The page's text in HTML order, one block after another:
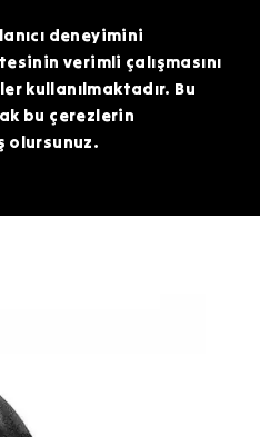
SİZE EN İYİ FIRSATLARI
BURADAYIZ!
deneyimini
verimli çalışmasını
kullanılmaktadır. Bu
bu çerezlerin
olursunuz.
TACTİCAL SİLİKON PATCH